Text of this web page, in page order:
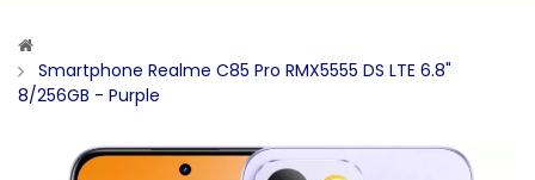
Smartphone Realme C85 Pro RMX5555 DS LTE 6.8"
8/256GB - Purple